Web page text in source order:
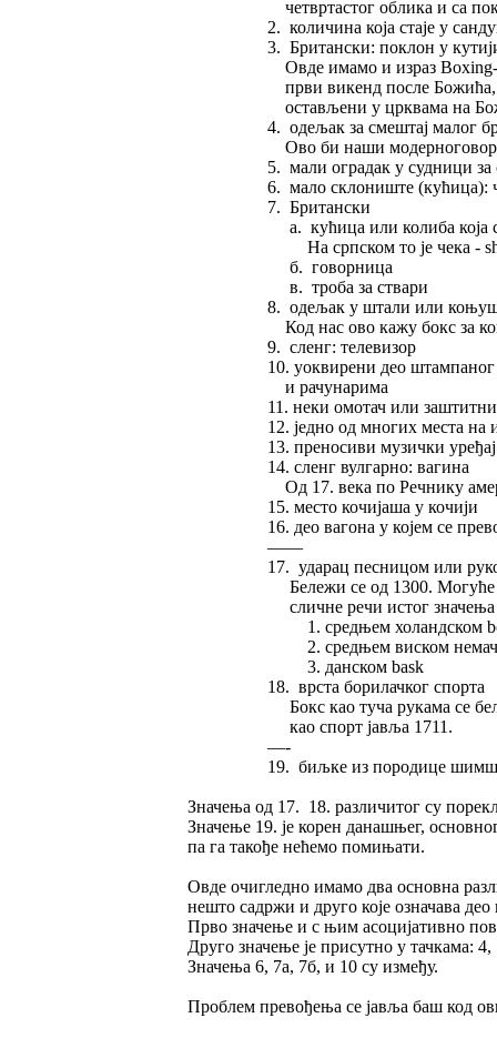
четвртастог облика и са
2. количина која стаје у
3. Британски: поклон у
Овде имамо и израз Boxing-day
први викенд после Божића,
остављени у црквама на Божић
4. одељак за смештај малог
Ово би наши
5. мали оградак у судници за
6. мало склониште (кућица):
7. Британски
a. кућица или колиба која се
На српском то је чека -
б. говорница
в. троба за ствари
8. одељак у штали или
Код нас ово кажу бокс за
9. сленг: телевизор
10. уоквирени део штампаног
и рачунарима
11. неки омотач или заштитни
12. једно од многих места на
13. преносиви музички уређај
14. сленг вулгарно: вагина
Од 17. века по Речнику
15. место кочијаша у кочији
16. део вагона у којем се
——
17. ударац песницом или
Бележи се од 1300. Могуће је
сличне речи истог значења
1. средњем холандском
2. средњем виском
3. данском bask
18. врста борилачког спорта
Бокс као туча рукама се
као спорт јавља 1711.
—-
19. биљке из породице
Значења од 17. 18. различитог су
Значење 19. је корен данашњег,
па га такође нећемо помињати.
Овде очигледно имамо два основна
нешто садржи и друго које означава
Прво значење и с њим асоцијативно
Друго значење је присутно у тачкама:
Значења 6, 7а, 7б, и 10 су између.
Проблем превођења се јавља баш код